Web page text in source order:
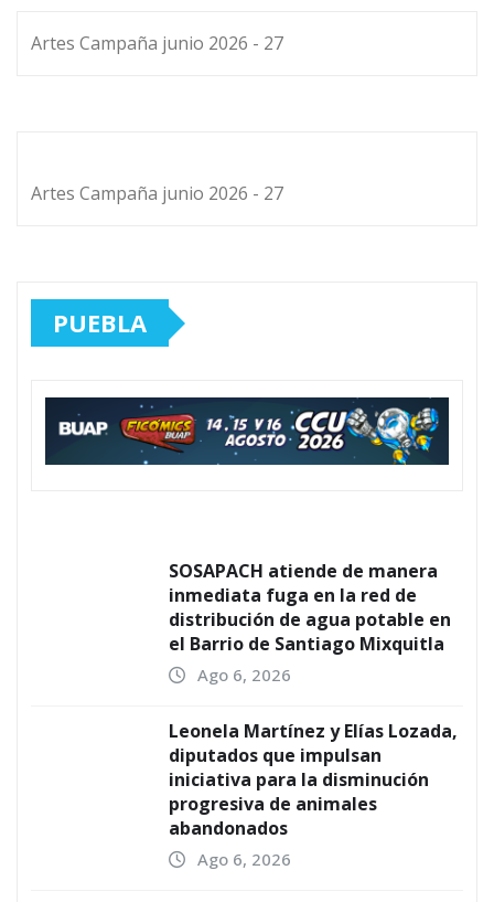
Artes Campaña junio 2026 - 27
Artes Campaña junio 2026 - 27
PUEBLA
SOSAPACH atiende de manera
inmediata fuga en la red de
distribución de agua potable en
el Barrio de Santiago Mixquitla
Ago 6, 2026
Leonela Martínez y Elías Lozada,
diputados que impulsan
iniciativa para la disminución
progresiva de animales
abandonados
Ago 6, 2026